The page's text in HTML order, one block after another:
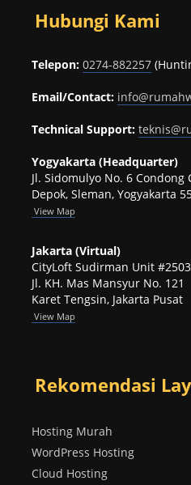
Hubungi Kami
Telepon: 0274-882257
Email/Contact:
Technical Support:
Yogyakarta (Headquarter)
Jl. Sidomulyo No. 6 Condong
Depok, Sleman, Yogyakarta
View Map
Jakarta (Virtual)
CityLoft Sudirman Unit #2503
Jl. KH. Mas Mansyur No. 121
Karet Tengsin, Jakarta Pusat
View Map
Rekomendasi
Hosting Murah
WordPress Hosting
Cloud Hosting